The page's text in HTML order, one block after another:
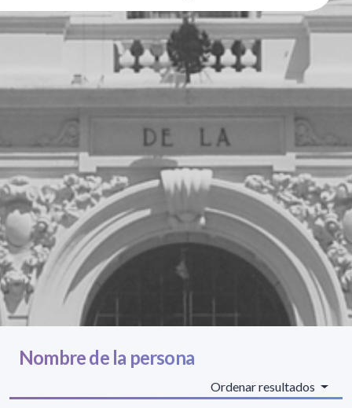
Nombre de la persona
Ordenar resultados